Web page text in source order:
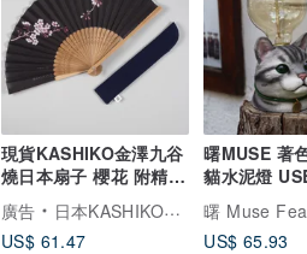
現貨KASHIKO金澤九谷
燒日本扇子 櫻花 附精緻
禮盒與布套 送禮推薦
廣告
日本KASHIKO金澤九谷燒設計文具
US$ 61.47
曙MUSE 著
貓水泥燈
客製化 禮物
曙 Muse
US$ 65.93